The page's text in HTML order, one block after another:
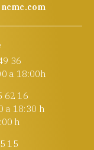
36
a 18:00h
62 16
a 18:30 h
h
15